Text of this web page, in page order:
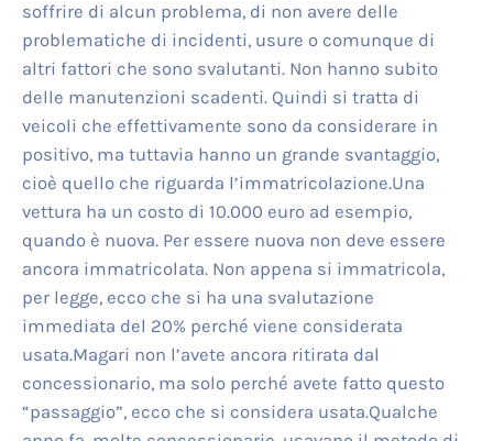
soffrire di alcun problema, di non avere delle
problematiche di incidenti, usure o comunque di
altri fattori che sono svalutanti. Non hanno subito
delle manutenzioni scadenti. Quindi si tratta di
veicoli che effettivamente sono da considerare in
positivo, ma tuttavia hanno un grande svantaggio,
cioè quello che riguarda l’immatricolazione.Una
vettura ha un costo di 10.000 euro ad esempio,
quando è nuova. Per essere nuova non deve essere
ancora immatricolata. Non appena si immatricola,
per legge, ecco che si ha una svalutazione
immediata del 20% perché viene considerata
usata.Magari non l’avete ancora ritirata dal
concessionario, ma solo perché avete fatto questo
“passaggio”, ecco che si considera usata.Qualche